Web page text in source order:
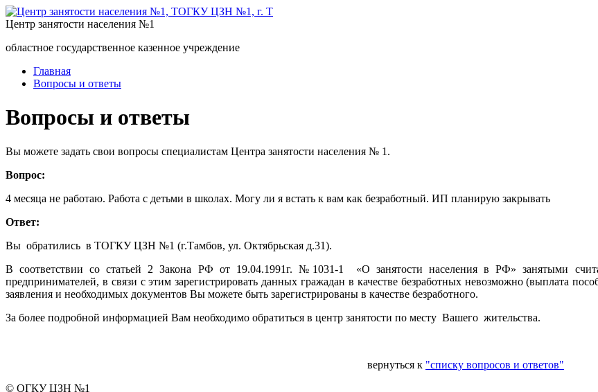
Центр занятости населения №1
областное государственное казенное учреждение
Главная
Вопросы и ответы
Вопросы и ответы
Вы можете задать свои вопросы специалистам Центра занятости населения № 1.
Вопрос:
4 месяца не работаю. Работа с детьми в школах. Могу ли я встать к вам как безработный. ИП планирую закрывать
Ответ:
Вы обратились в ТОГКУ ЦЗН №1 (г.Тамбов, ул. Октябрьская д.31).
В соответствии со статьей 2 Закона РФ от 19.04.1991г. №1031-1 «О занятости населения в РФ» занятыми
предпринимателей, в связи с этим зарегистрировать данных гражадан в качестве безработных невозможно (выплата
заявления и необходимых документов Вы можете быть зарегистрированы в качестве безработного.
За более подробной информацией Вам необходимо обратиться в центр занятости по месту Вашего жительства.
вернуться к "списку вопросов и ответов"
© ОГКУ ЦЗН №1